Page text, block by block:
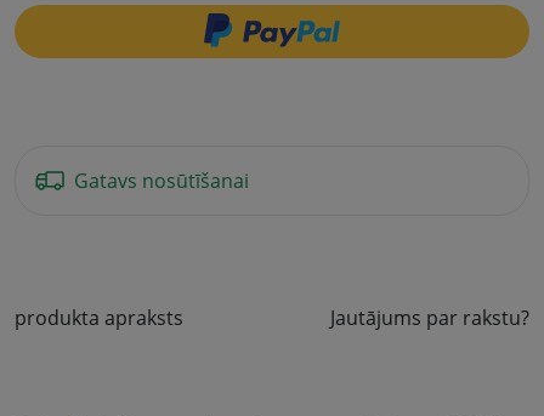
Gatavs nosūtīšanai
produkta apraksts Jautājums par rakstu?